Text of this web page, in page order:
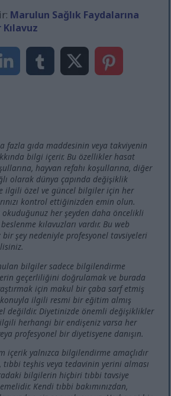
Marulun Sağlık Faydalarına
fazla gıda maddesinin veya takviyenin
bilgi içerir. Bu özellikler hasat
hayvan refahı koşullarına, diğer
olarak dünya çapında değişiklik
ilgili özel ve güncel bilgiler için her
kontrol ettiğinizden emin olun.
her şeyden daha öncelikli
kılavuzları vardır. Bu web
şey nedeniyle profesyonel tavsiyeleri
bilgiler sadece bilgilendirme
geçerliliğini doğrulamak ve burada
için makul bir çaba sarf etmiş
ilgili resmi bir eğitim almış
değildir. Diyetinizde önemli değişiklikler
herhangi bir endişeniz varsa her
profesyonel bir diyetisyene danışın.
içerik yalnızca bilgilendirme amaçlıdır
tıbbi teşhis veya tedavinin yerini alması
bilgilerin hiçbiri tıbbi tavsiye
Kendi tıbbi bakımınızdan,